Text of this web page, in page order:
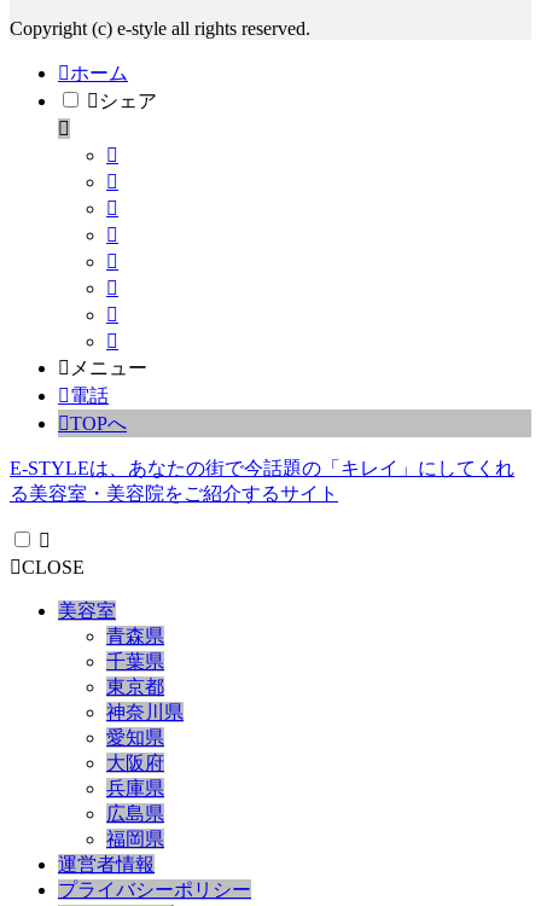
Copyright (c) e-style all rights reserved.
ホーム
シェア
メニュー
電話
TOPへ
E-STYLEは、あなたの街で今話題の「キレイ」にしてくれ
る美容室・美容院をご紹介するサイト
CLOSE
美容室
青森県
千葉県
東京都
神奈川県
愛知県
大阪府
兵庫県
広島県
福岡県
運営者情報
プライバシーポリシー